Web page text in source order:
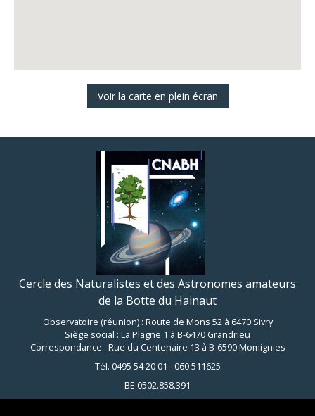
Voir la carte en plein écran
Cercle des Naturalistes et des Astronomes amateurs
de la Botte du Hainaut
Observatoire (réunion) : Route de Mons 52 à 6470 Sivry
Siège social : La Plagne 1 à B-6470 Grandrieu
Correspondance : Rue du Centenaire 13 à B-6590 Momignies
Tél. 0495 54 20 01 - 060 511625
BE 0502.858.391